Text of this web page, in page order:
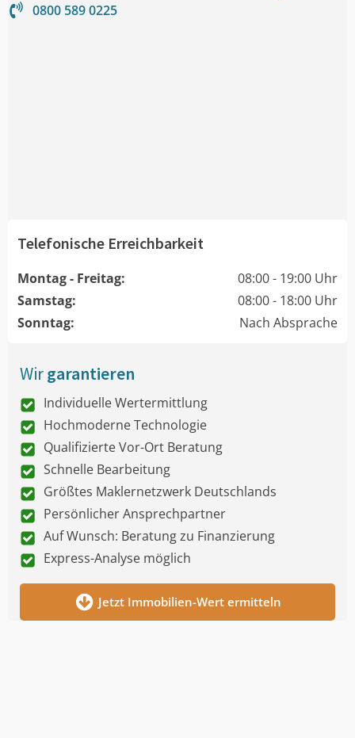
0800 589 0225
Telefonische Erreichbarkeit
Montag - Freitag:
08:00 - 19:00 Uhr
Samstag:
08:00 - 18:00 Uhr
Sonntag:
Nach Absprache
Wirgarantieren
Individuelle Wertermittlung
Hochmoderne Technologie
Qualifizierte Vor-Ort Beratung
Schnelle Bearbeitung
Größtes Maklernetzwerk Deutschlands
Persönlicher Ansprechpartner
Auf Wunsch: Beratung zu Finanzierung
Express-Analyse möglich
Jetzt Immobilien-Wert ermitteln